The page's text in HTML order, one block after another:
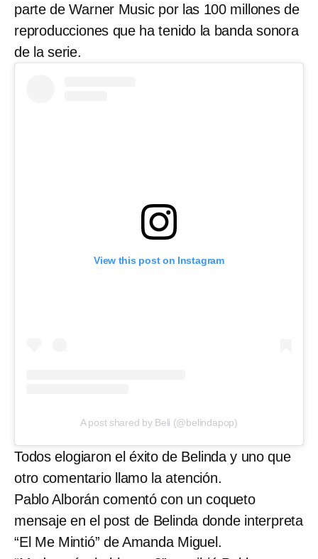
parte de Warner Music por las 100 millones de
reproducciones que ha tenido la banda sonora
de la serie.
View this post on Instagram
A post shared by Beli (@belindapop)
Todos elogiaron el éxito de Belinda y uno que
otro comentario llamo la atención.
Pablo Alborán comentó con un coqueto
mensaje en el post de Belinda donde interpreta
“El Me Mintió” de Amanda Miguel.